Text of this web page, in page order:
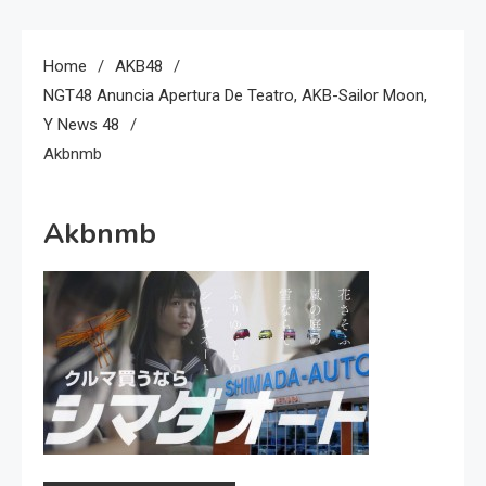
Home
AKB48
NGT48 Anuncia Apertura De Teatro, AKB-Sailor Moon,
Y News 48
Akbnmb
Akbnmb